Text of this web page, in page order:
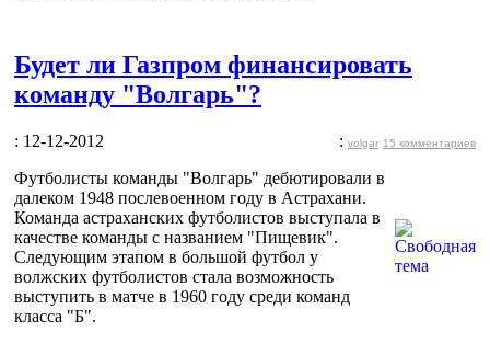
Будет ли Газпром финансировать
команду "Волгарь"?
: 12-12-2012 : volgar 15 комментариев
Футболисты команды "Волгарь" дебютировали в
далеком 1948 послевоенном году в Астрахани.
Команда астраханских футболистов выступала в
качестве команды с названием "Пищевик".
Следующим этапом в большой футбол у
волжских футболистов стала возможность
выступить в матче в 1960 году среди команд
класса "Б".